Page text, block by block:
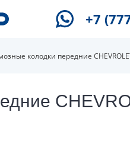
+7
колодки передние